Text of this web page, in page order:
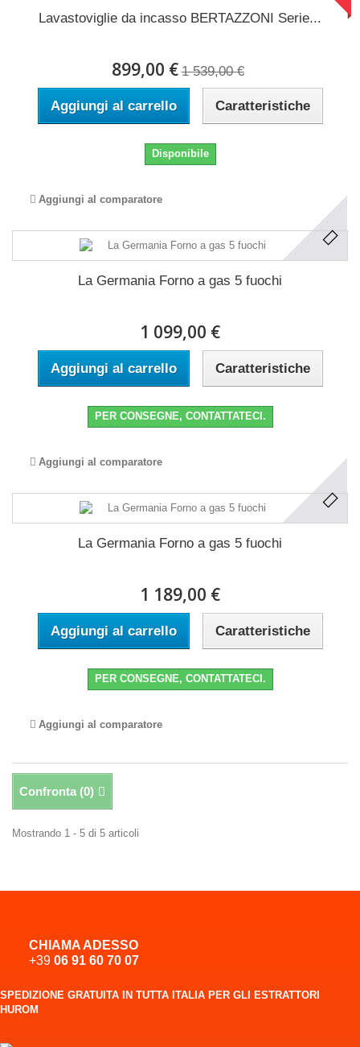
Lavastoviglie da incasso BERTAZZONI Serie...
899,00 € 1 539,00 €
Aggiungi al carrello Caratteristiche
Disponibile
Aggiungi al comparatore
La Germania Forno a gas 5 fuochi
1 099,00 €
Aggiungi al carrello Caratteristiche
PER CONSEGNE, CONTATTATECI.
Aggiungi al comparatore
La Germania Forno a gas 5 fuochi
1 189,00 €
Aggiungi al carrello Caratteristiche
PER CONSEGNE, CONTATTATECI.
Aggiungi al comparatore
Confronta (0)
Mostrando 1 - 5 di 5 articoli
CHIAMA ADESSO
+39 06 91 60 70 07
SPEDIZIONE GRATUITA IN TUTTA ITALIA PER GLI ESTRATTORI
HUROM